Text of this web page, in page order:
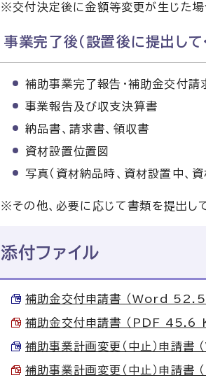
※交付決定後に金額等変更が生じた場
事業完了後（設置後に提出して
補助事業完了報告・補助金交付請
事業報告及び収支決算書
納品書、請求書、領収書
資材設置位置図
写真（資材納品時、資材設置中、資
※その他、必要に応じて書類を提出し
添付ファイル
補助金交付申請書 （Word 52.5
補助金交付申請書 （PDF 45.6
補助事業計画変更（中止）申請
補助事業計画変更（中止）申請